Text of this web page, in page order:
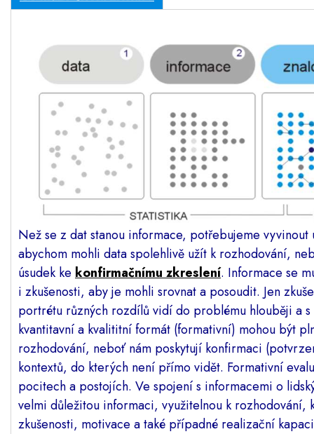
Než se z dat stanou informace, potřebujeme
abychom mohli data spolehlivě užít k rozhodování,
úsudek ke konfirmačnímu zkreslení. Informace se
i zkušenosti, aby je mohli srovnat a posoudit. Jen
portrétu různých rozdílů vidí do problému hlouběji a
kvantitavní a kvalititní formát (formativní) mohou být
rozhodování, neboť nám poskytují konfirmaci
kontextů, do kterých není přímo vidět. Formativní
pocitech a postojích. Ve spojení s informacemi o
velmi důležitou informaci, využitelnou k rozhodování,
zkušenosti, motivace a také případné realizační